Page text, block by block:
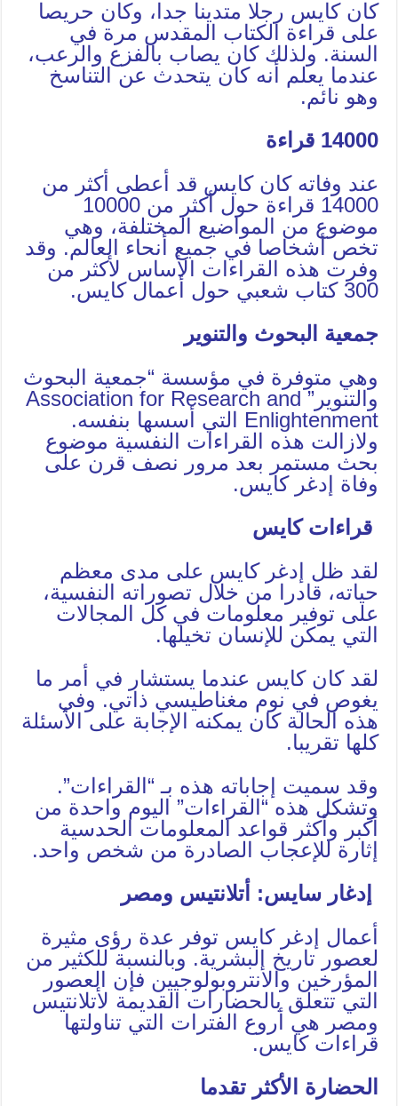
كان كايس رجلا متدينا جدا، وكان حريصا
على قراءة الكتاب المقدس مرة في
السنة. ولذلك كان يصاب بالفزع والرعب،
عندما يعلم أنه كان يتحدث عن التناسخ
وهو نائم.
14000 قراءة
عند وفاته كان كايس قد أعطى أكثر من
14000 قراءة حول أكثر من 10000
موضوع من المواضيع المختلفة، وهي
تخص أشخاصا في جميع أنحاء العالم. وقد
وفرت هذه القراءات الأساس لأكثر من
300 كتاب شعبي حول أعمال كايس.
جمعية البحوث والتنوير
وهي متوفرة في مؤسسة “جمعية البحوث
والتنوير” Association for Research and
Enlightenment التي أسسها بنفسه.
ولازالت هذه القراءات النفسية موضوع
بحث مستمر بعد مرور نصف قرن على
وفاة إدغر كايس.
قراءات كايس
لقد ظل إدغر كايس على مدى معظم
حياته، قادرا من خلال تصوراته النفسية،
على توفير معلومات في كل المجالات
التي يمكن للإنسان تخيلها.
لقد كان كايس عندما يستشار في أمر ما
يغوص في نوم مغناطيسي ذاتي. وفي
هذه الحالة كان يمكنه الإجابة على الأسئلة
كلها تقريبا.
وقد سميت إجاباته هذه بـ “القراءات”.
وتشكل هذه “القراءات” اليوم واحدة من
أكبر وأكثر قواعد المعلومات الحدسية
إثارة للإعجاب الصادرة من شخص واحد.
إدغار سايس: أتلانتيس ومصر
أعمال إدغر كايس توفر عدة رؤى مثيرة
لعصور تاريخ البشرية. وبالنسبة للكثير من
المؤرخين والأنتروبولوجيين فإن العصور
التي تتعلق بالحضارات القديمة لأتلانتيس
ومصر هي أروع الفترات التي تناولتها
قراءات كايس.
الحضارة الأكثر تقدما